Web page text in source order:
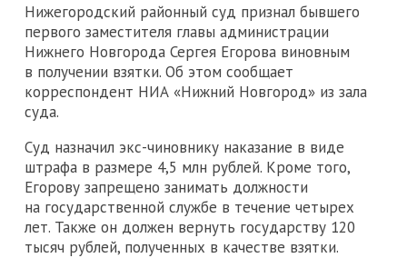
Нижегородский районный суд признал бывшего
первого заместителя главы администрации
Нижнего Новгорода Сергея Егорова виновным
в получении взятки. Об этом сообщает
корреспондент НИА «Нижний Новгород» из зала
суда.
Суд назначил экс-чиновнику наказание в виде
штрафа в размере 4,5 млн рублей. Кроме того,
Егорову запрещено занимать должности
на государственной службе в течение четырех
лет. Также он должен вернуть государству 120
тысяч рублей, полученных в качестве взятки.